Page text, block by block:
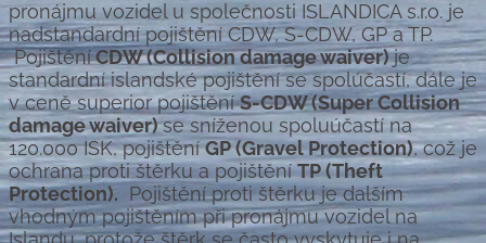
pronájmu vozidel u společnosti ISLANDICA s.r.o. je
nadstandardní pojištění CDW, S-CDW, GP a TP.
PojištěníCDW (Collision damage waiver)je
standardní islandské pojištění se spolúčastí, dále je
v ceně superior pojištěníS-CDW (Super Collision
damage waiver)se sníženou spoluúčastí na
120.000 ISK, pojištěníGP (Gravel Protection), což je
ochrana proti štěrku a pojištěníTP (Theft
Protection). Pojištění proti štěrku je dalším
vhodným pojištěním při pronájmu vozidel na